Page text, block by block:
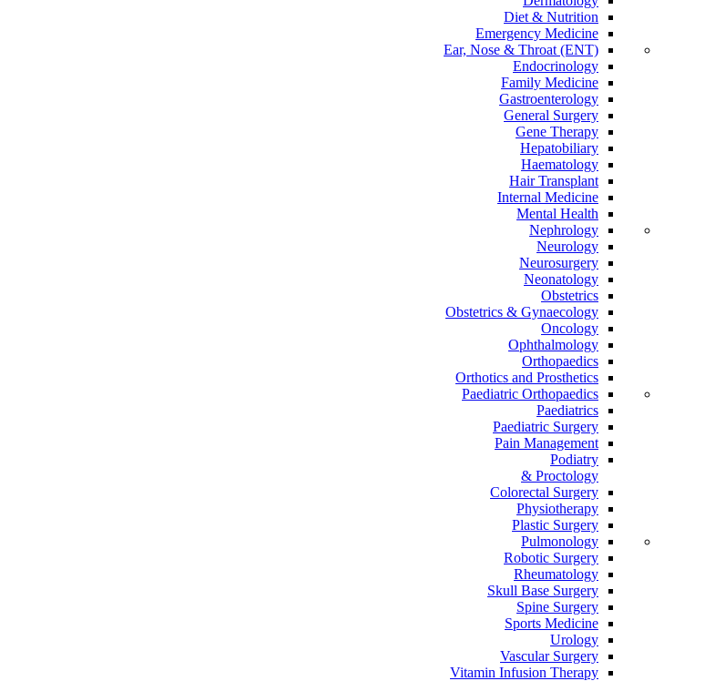
Diet & Nutrition
Emergency Medicine
Ear, Nose & Throat (ENT)
Endocrinology
Family Medicine
Gastroenterology
General Surgery
Gene Therapy
Hepatobiliary
Haematology
Hair Transplant
Internal Medicine
Mental Health
Nephrology
Neurology
Neurosurgery
Neonatology
Obstetrics
Obstetrics & Gynaecology
Oncology
Ophthalmology
Orthopaedics
Orthotics and Prosthetics
Paediatric Orthopaedics
Paediatrics
Paediatric Surgery
Pain Management
Podiatry
Proctology &
Colorectal Surgery
Physiotherapy
Plastic Surgery
Pulmonology
Robotic Surgery
Rheumatology
Skull Base Surgery
Spine Surgery
Sports Medicine
Urology
Vascular Surgery
Vitamin Infusion Therapy